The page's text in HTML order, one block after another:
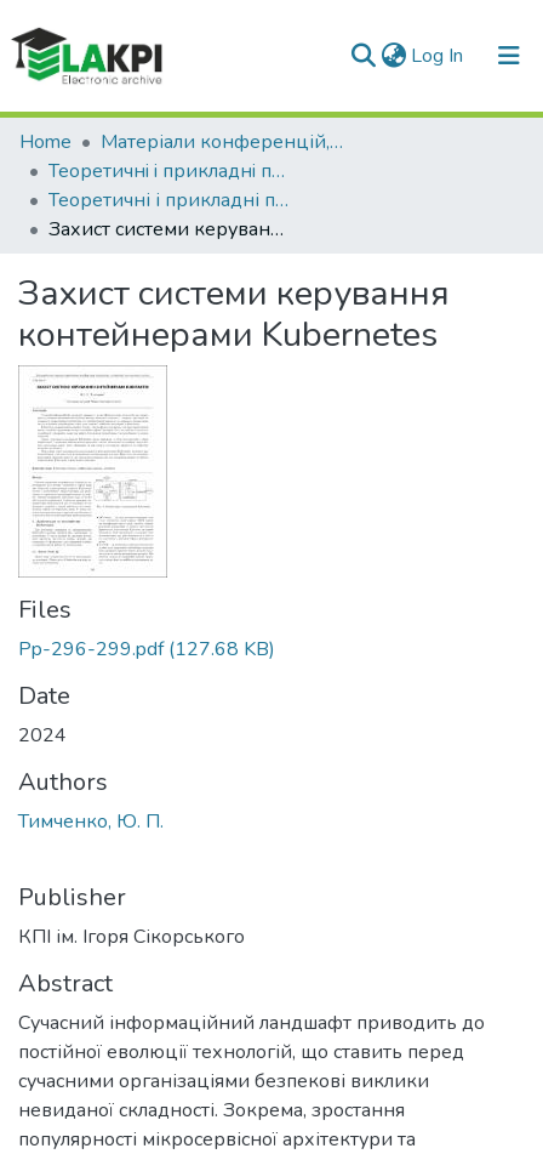
Log In (current)
Communities & Collections
All of DSpace
Statistics
Home
Матеріали конференцій, семінарів і т.п.
Теоретичнi i прикладнi проблеми фiзики, математики та інформатики
Теоретичні і прикладні проблеми фізики, математики та інформатики (22 ; 2024 ; Київ)
Захист системи керування контейнерами Kubernetes
Захист системи керування
контейнерами Kubernetes
Files
Pp-296-299.pdf(127.68 KB)
Date
2024
Authors
Тимченко, Ю. П.
Publisher
КПІ ім. Ігоря Сікорського
Abstract
Сучасний інформаційний ландшафт приводить до
постійної еволюції технологій, що ставить перед
сучасними організаціями безпекові виклики
невиданої складності. Зокрема, зростання
популярності мікросервісної архітектури та